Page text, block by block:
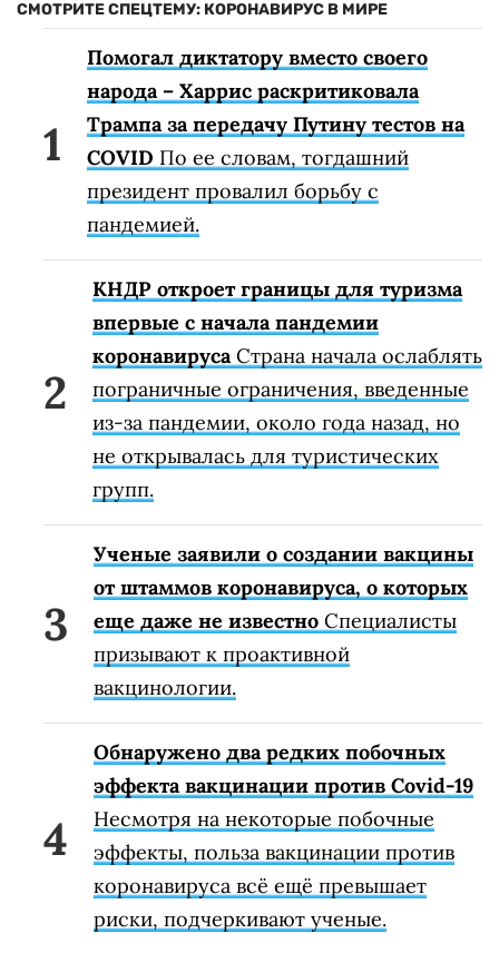
СМОТРИТЕ СПЕЦТЕМУ: КОРОНАВИРУС В МИРЕ
Помогал диктатору вместо своего
народа – Харрис раскритиковала
Трампа за передачу Путину тестов на
COVID По ее словам, тогдашний
президент провалил борьбу с
пандемией.
КНДР откроет границы для туризма
впервые с начала пандемии
коронавирусаСтрана начала ослаблять
пограничные ограничения, введенные
из-за пандемии, около года назад, но
не открывалась для туристических
групп.
Ученые заявили о создании вакцины
от штаммов коронавируса, о которых
еще даже не известно Специалисты
призывают к проактивной
вакцинологии.
Обнаружено два редких побочных
эффекта вакцинации против Covid-19
Несмотря на некоторые побочные
эффекты, польза вакцинации против
коронавируса всё ещё превышает
риски, подчеркивают ученые.